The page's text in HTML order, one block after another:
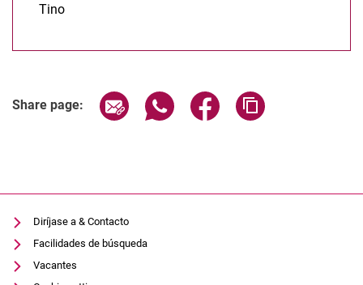
Tino
Share page: Share page via email
Share page via WhatsApp
Share page via
Diríjase a & Contacto
Facilidades de búsqueda
Vacantes